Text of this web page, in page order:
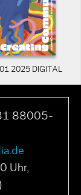
2025 DIGITAL
88005-
Uhr,